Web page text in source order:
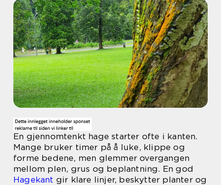
En gjennomtenkt hage starter ofte i kanten.
Mange bruker timer på å luke, klippe og
forme bedene, men glemmer overgangen
mellom plen, grus og beplantning. En god
Hagekant gir klare linjer, beskytter planter og